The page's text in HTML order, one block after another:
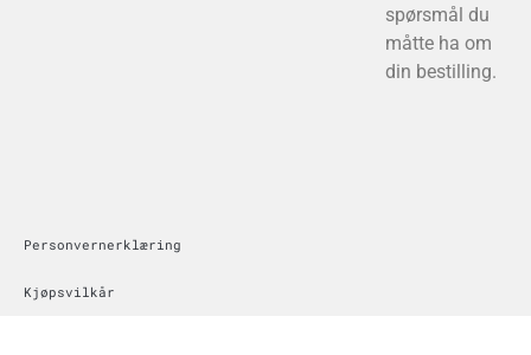
spørsmål du
måtte ha om
din bestilling.
Personvernerklæring
Kjøpsvilkår